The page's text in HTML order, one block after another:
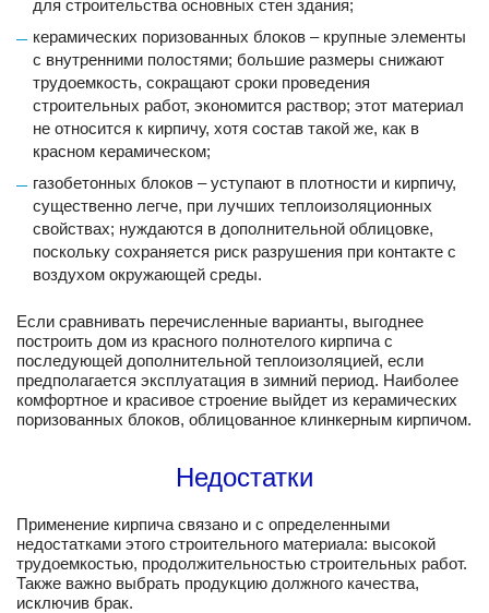
для строительства основных стен здания;
керамических поризованных блоков – крупные элементы
с внутренними полостями; большие размеры снижают
трудоемкость, сокращают сроки проведения
строительных работ, экономится раствор; этот материал
не относится к кирпичу, хотя состав такой же, как в
красном керамическом;
газобетонных блоков – уступают в плотности и кирпичу,
существенно легче, при лучших теплоизоляционных
свойствах; нуждаются в дополнительной облицовке,
поскольку сохраняется риск разрушения при контакте с
воздухом окружающей среды.
Если сравнивать перечисленные варианты, выгоднее
построить дом из красного полнотелого кирпича с
последующей дополнительной теплоизоляцией, если
предполагается эксплуатация в зимний период. Наиболее
комфортное и красивое строение выйдет из керамических
поризованных блоков, облицованное клинкерным кирпичом.
Недостатки
Применение кирпича связано и с определенными
недостатками этого строительного материала: высокой
трудоемкостью, продолжительностью строительных работ.
Также важно выбрать продукцию должного качества,
исключив брак.